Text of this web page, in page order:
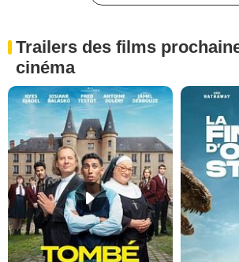
Trailers des films
cinéma